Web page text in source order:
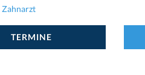
Zahnarzt
TERMINE